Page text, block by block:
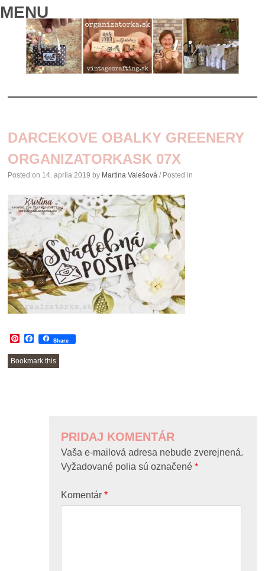
MENU
CONTENT
DARCEKOVE OBALKY GREENERY
ORGANIZATORKASK 07X
Posted on 14. apríla 2019 by Martina Valešová / Posted in
Pinterest
Facebook
Share
Bookmark this
PRIDAJ KOMENTÁR
Vaša e-mailová adresa nebude zverejnená.
Vyžadované polia sú označené*
Komentár*